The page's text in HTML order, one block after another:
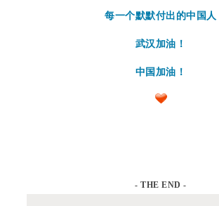
每一个默默付出的中国人
武汉加油！
中国加油！
- THE END -